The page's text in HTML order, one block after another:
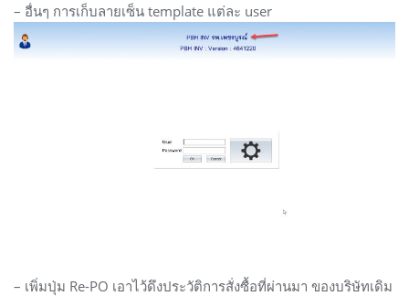
– อื่นๆ การเก็บลายเซ็น template แต่ละ user
– เพิ่มปุ่ม Re-PO เอาไว้ดึงประวัติการสั่งซื้อที่ผ่านมา ของบริษัทเดิม